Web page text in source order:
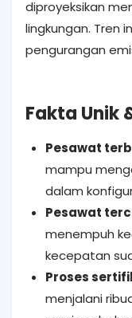
diproyeksikan
lingkungan. Tren
pengurangan
Fakta Unik
Pesawat
mampu
dalam
Pesawat
menempuh
kecepatan
Proses
menjalani